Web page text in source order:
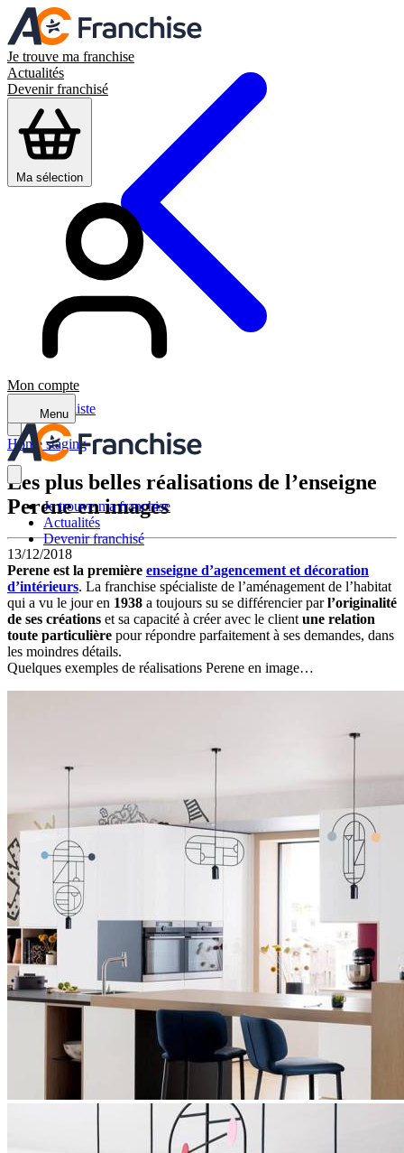
Je trouve ma franchise
Actualités
Devenir franchisé
Ma sélection
Mon compte
Menu
Je trouve ma franchise
Actualités
Devenir franchisé
Retour à la liste
Home staging
Les plus belles réalisations de l’enseigne
Perene en images
13/12/2018
Perene est la première enseigne d’agencement et décoration
d’intérieurs. La franchise spécialiste de l’aménagement de l’habitat
qui a vu le jour en 1938 a toujours su se différencier parl’originalité
de ses créations et sa capacité à créer avec le client une relation
toute particulière pour répondre parfaitement à ses demandes, dans
les moindres détails.
Quelques exemples de réalisations Perene en image…